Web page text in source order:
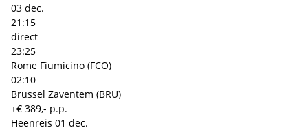
03 dec.
21:15
direct
23:25
Rome Fiumicino (FCO)
02:10
Brussel Zaventem (BRU)
+€ 389,- p.p.
Heenreis 01 dec.